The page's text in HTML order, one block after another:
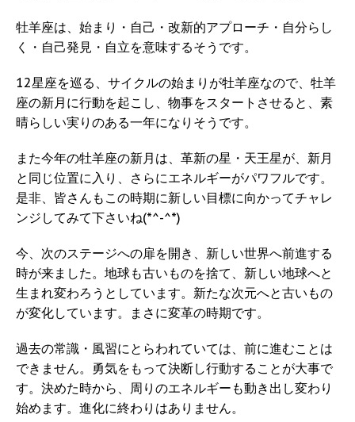
牡羊座は、始まり・自己・改新的アプローチ・自分らし
く・自己発見・自立を意味するそうです。
12星座を巡る、サイクルの始まりが牡羊座なので、牡羊
座の新月に行動を起こし、物事をスタートさせると、素
晴らしい実りのある一年になりそうです。
また今年の牡羊座の新月は、革新の星・天王星が、新月
と同じ位置に入り、さらにエネルギーがパワフルです。
是非、皆さんもこの時期に新しい目標に向かってチャレ
ンジしてみて下さいね(*^-^*)
今、次のステージへの扉を開き、新しい世界へ前進する
時が来ました。地球も古いものを捨て、新しい地球へと
生まれ変わろうとしています。新たな次元へと古いもの
が変化しています。まさに変革の時期です。
過去の常識・風習にとらわれていては、前に進むことは
できません。勇気をもって決断し行動することが大事で
す。決めた時から、周りのエネルギーも動き出し変わり
始めます。進化に終わりはありません。